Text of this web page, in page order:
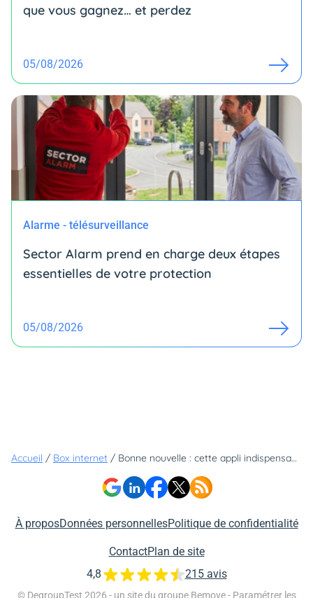
que vous gagnez… et perdez
05/08/2026
Alarme - télésurveillance
Sector Alarm prend en charge deux étapes
essentielles de votre protection
05/08/2026
Accueil / Box internet / Bonne nouvelle : cette appli indispensable est désormais incluse gratuitement dans cette Bbox
À proposDonnées personnellesPolitique de confidentialité
ContactPlan de site
© DegroupTest 2026 - un site du groupe Bemove - Paramétrer les
4,8 215 avis